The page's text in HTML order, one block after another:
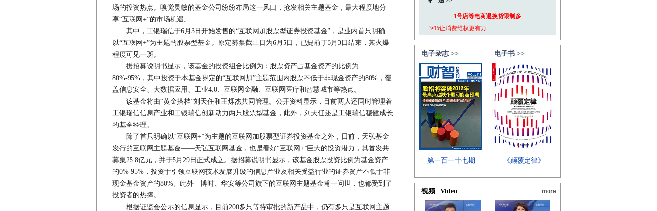
场的投资热点。嗅觉灵敏的基金公司纷纷布局这一风口，抢发相关主题基金，最大程度地分
享“互联网+”的市场机遇。
其中，工银瑞信于6月3日开始发售的“互联网加股票型证券投资基金”，是业内首只明确
以“互联网+”为主题的股票型基金。原定募集截止日为6月5日，已提前于6月3日结束，其火爆
程度可见一斑。
据招募说明书显示，该基金的投资组合比例为：股票资产占基金资产的比例为
80%-95%，其中投资于本基金界定的“互联网加”主题范围内股票不低于非现金资产的80%，覆
盖信息安全、大数据应用、工业4.0、互联网金融、互联网医疗和智慧城市等热点。
该基金将由“黄金搭档”刘天任和王烁杰共同管理。公开资料显示，目前两人还同时管理着
工银瑞信信息产业和工银瑞信创新动力两只股票型基金，此外，刘天任还是工银瑞信稳健成长
的基金经理。
除了首只明确以“互联网+”为主题的互联网加股票型证券投资基金之外，日前，天弘基金
发行的互联网主题基金——天弘互联网基金，也是看好“互联网+”巨大的投资潜力，其首发共
募集25.8亿元，并于5月29日正式成立。据招募说明书显示，该基金股票投资比例为基金资产
的0%-95%，投资于引领互联网技术发展升级的信息产业及相关受益行业的证券资产不低于非
现金基金资产的80%。此外，博时、华安等公司旗下的互联网主题基金甫一问世，也都受到了
投资者的热捧。
根据证监会公示的信息显示，目前200多只等待审批的新产品中，仍有多只是互联网主题